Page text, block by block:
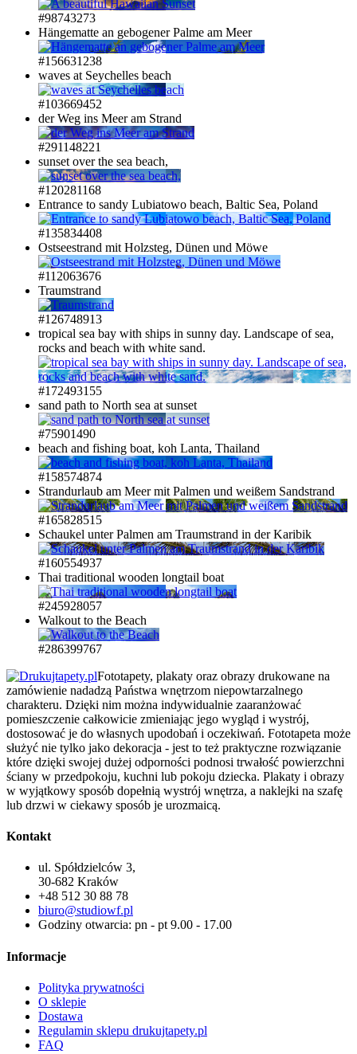
#98743273
Hängematte an gebogener Palme am Meer
#156631238
waves at Seychelles beach
#103669452
der Weg ins Meer am Strand
#291148221
sunset over the sea beach,
#120281168
Entrance to sandy Lubiatowo beach, Baltic Sea, Poland
#135834408
Ostseestrand mit Holzsteg, Dünen und Möwe
#112063676
Traumstrand
#126748913
tropical sea bay with ships in sunny day. Landscape of sea,
rocks and beach with white sand.
#172493155
sand path to North sea at sunset
#75901490
beach and fishing boat, koh Lanta, Thailand
#158574874
Strandurlaub am Meer mit Palmen und weißem Sandstrand
#165828515
Schaukel unter Palmen am Traumstrand in der Karibik
#160554937
Thai traditional wooden longtail boat
#245928057
Walkout to the Beach
#286399767
Fototapety, plakaty oraz obrazy drukowane na
zamówienie nadadzą Państwa wnętrzom niepowtarzalnego
charakteru. Dzięki nim można indywidualnie zaaranżować
pomieszczenie całkowicie zmieniając jego wygląd i wystrój,
dostosować je do własnych upodobań i oczekiwań. Fototapeta może
służyć nie tylko jako dekoracja - jest to też praktyczne rozwiązanie
które dzięki swojej dużej odporności podnosi trwałość powierzchni
ściany w przedpokoju, kuchni lub pokoju dziecka. Plakaty i obrazy
w wyjątkowy sposób dopełnią wystrój wnętrza, a naklejki na szafę
lub drzwi w ciekawy sposób je urozmaicą.
Kontakt
ul. Spółdzielców 3,
30-682 Kraków
+48 512 30 88 78
biuro@studiowf.pl
Godziny otwarcia: pn - pt 9.00 - 17.00
Informacje
Polityka prywatności
O sklepie
Dostawa
Regulamin sklepu drukujtapety.pl
FAQ